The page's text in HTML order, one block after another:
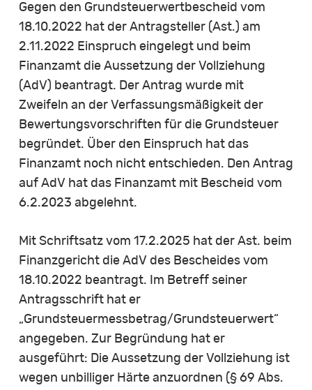
Gegen den Grundsteuerwertbescheid vom
18.10.2022 hat der Antragsteller (Ast.) am
2.11.2022 Einspruch eingelegt und beim
Finanzamt die Aussetzung der Vollziehung
(AdV) beantragt. Der Antrag wurde mit
Zweifeln an der Verfassungsmäßigkeit der
Bewertungsvorschriften für die Grundsteuer
begründet. Über den Einspruch hat das
Finanzamt noch nicht entschieden. Den Antrag
auf AdV hat das Finanzamt mit Bescheid vom
6.2.2023 abgelehnt.
Mit Schriftsatz vom 17.2.2025 hat der Ast. beim
Finanzgericht die AdV des Bescheides vom
18.10.2022 beantragt. Im Betreff seiner
Antragsschrift hat er
„Grundsteuermessbetrag/Grundsteuerwert“
angegeben. Zur Begründung hat er
ausgeführt: Die Aussetzung der Vollziehung ist
wegen unbilliger Härte anzuordnen (§ 69 Abs.